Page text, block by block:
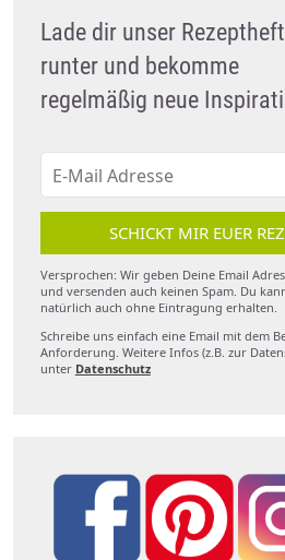
Lade dir unser Rezeptheft
runter und bekomme
regelmäßig neue
SCHICKT MIR EUER
Versprochen: Wir geben Deine Email
und versenden auch keinen Spam. Du
natürlich auch ohne Eintragung erhalten.
Schreibe uns einfach eine Email mit dem
Anforderung. Weitere Infos (z.B. zur
unter Datenschutz